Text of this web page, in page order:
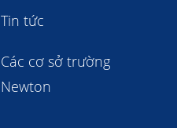
Tin tức
Các cơ sở trường
Newton